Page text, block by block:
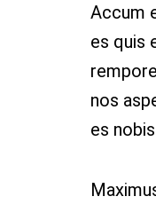
Accum
es quis
nos
es